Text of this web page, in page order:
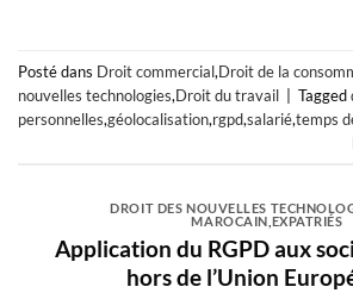
Posté dans Droit commercial,Droit de la
nouvelles technologies,Droit du travail Tagged
personnelles,géolocalisation,rgpd,salarié,temps
DROIT DES NOUVELLES
MAROCAIN EXPATRIÉS
Application du RGPD aux
hors de l’Union